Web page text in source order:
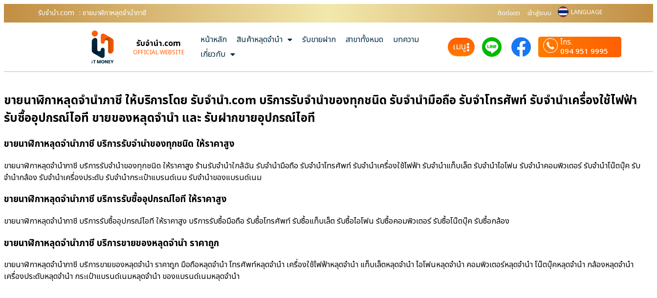
รับจํานํา.com : ขายนาฬิกาหลุดจำนำภาชี ติดต่อเรา เข้าสู่ระบบ LANGUAGE
รับจํานํา.com
OFFICIAL WEBSITE
หน้าหลัก สินค้าหลุดจำนำ รับขายฝาก สาขาทั้งหมด
บทความ
เกี่ยวกับ
เมนู
โทร.
094 951 9995
ขายนาฬิกาหลุดจำนำภาชี ให้บริการโดย รับจํานํา.com บริการรับจำนำของทุกชนิด รับจำนำมือถือ รับจำโทรศัพท์ รับจำนำเครื่องใช้ไฟฟ้า
รับซื้ออุปกรณ์ไอที ขายของหลุดจำนำ และ รับฝากขายอุปกรณ์ไอที
ขายนาฬิกาหลุดจำนำภาชี บริการรับจำนำของทุกชนิด ให้ราคาสูง
ขายนาฬิกาหลุดจำนำภาชี บริการรับจำนำของทุกชนิด ให้ราคาสูง ร้านรับจํานําใกล้ฉัน รับจำนำมือถือ รับจำนำโทรศัพท์ รับจำนำเครื่องใช้ไฟฟ้า รับจำนำแท็บเล็ต รับจำนำไอโฟน รับจำนำคอมพิวเตอร์ รับจำนำโน๊ตบุ๊ค รับ
จำนำกล้อง รับจำนำเครื่องประดับ รับจำนำกระเป๋าแบรนด์เนม รับจำนำของแบรนด์เนม
ขายนาฬิกาหลุดจำนำภาชี บริการรับซื้ออุปกรณ์ไอที ให้ราคาสูง
ขายนาฬิกาหลุดจำนำภาชี บริการรับซื้ออุปกรณ์ไอที ให้ราคาสูง บริการรับซื้อมือถือ รับซื้อโทรศัพท์ รับซื้อแท็บเล็ต รับซื้อไอโฟน รับซื้อคอมพิวเตอร์ รับซื้อโน๊ตบุ๊ค รับซื้อกล้อง
ขายนาฬิกาหลุดจำนำภาชี บริการขายของหลุดจำนำ ราคาถูก
ขายนาฬิกาหลุดจำนำภาชี บริการขายของหลุดจำนำ ราคาถูก มือถือหลุดจำนำ โทรศัพท์หลุดจำนำ เครื่องใช้ไฟฟ้าหลุดจำนำ แท็บเล็ตหลุดจำนำ ไอโฟนหลุดจำนำ คอมพิวเตอร์หลุดจำนำ โน๊ตบุ๊คหลุดจำนำ กล้องหลุดจำนำ
เครื่องประดับหลุดจำนำ กระเป๋าแบรนด์เนมหลุดจำนำ ของแบรนด์เนมหลุดจำนำ